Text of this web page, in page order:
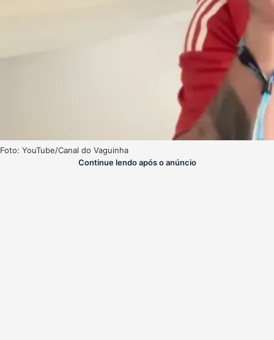
Foto: YouTube/Canal do Vaguinha
Continue lendo após o anúncio